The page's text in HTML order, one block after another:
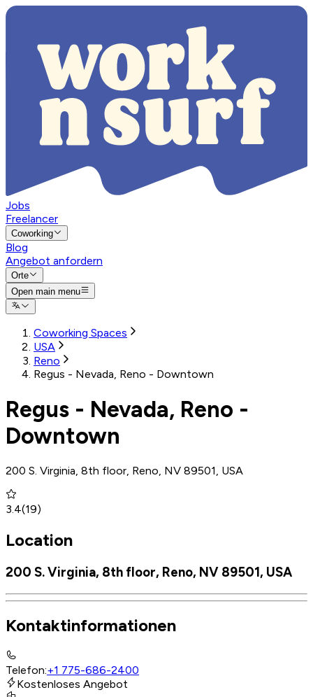
Jobs
Freelancer
Coworking
Blog
Angebot anfordern
Orte
Open main menu
Coworking Spaces
USA
Reno
Regus - Nevada, Reno - Downtown
Regus - Nevada, Reno -
Downtown
200 S. Virginia, 8th floor, Reno, NV 89501, USA
3.4(19)
Location
200 S. Virginia, 8th floor, Reno, NV 89501, USA
Kontaktinformationen
Telefon:+1 775-686-2400
Kostenloses Angebot